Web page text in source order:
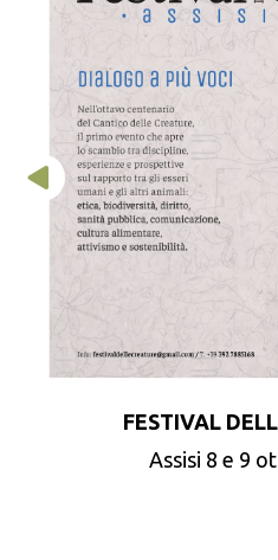
FESTIVAL
Assisi 8 e 9